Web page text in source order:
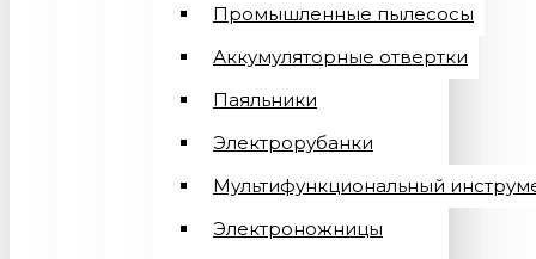
Промышленные пылесосы
Аккумуляторные отвертки
Паяльники
Электрорубанки
Мультифункциональный
Электроножницы